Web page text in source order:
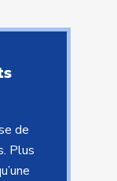
de
Plus